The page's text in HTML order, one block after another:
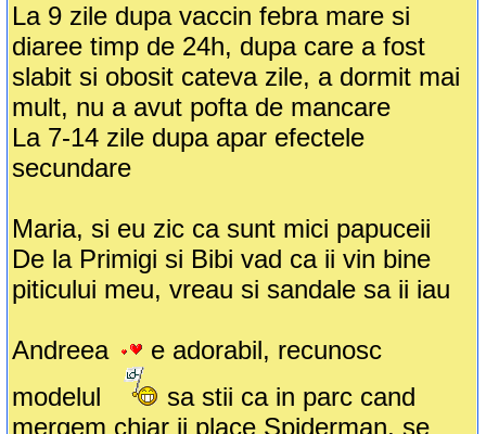
La 9 zile dupa vaccin febra mare si
diaree timp de 24h, dupa care a fost
slabit si obosit cateva zile, a dormit mai
mult, nu a avut pofta de mancare
La 7-14 zile dupa apar efectele
secundare
Maria, si eu zic ca sunt mici papuceii
De la Primigi si Bibi vad ca ii vin bine
piticului meu, vreau si sandale sa ii iau
Andreea
e adorabil, recunosc
modelul
sa stii ca in parc cand
mergem chiar ii place Spiderman, se